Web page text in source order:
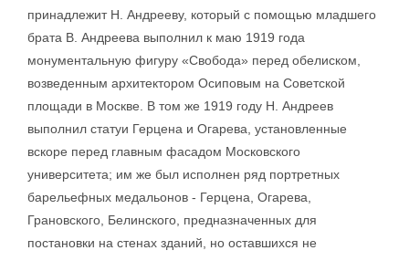
принадлежит Н. Андрееву, который с помощью младшего
брата В. Андреева выполнил к маю 1919 года
монументальную фигуру «Свобода» перед обелиском,
возведенным архитектором Осиповым на Советской
площади в Москве. В том же 1919 году Н. Андреев
выполнил статуи Герцена и Огарева, установленные
вскоре перед главным фасадом Московского
университета; им же был исполнен ряд портретных
барельефных медальонов - Герцена, Огарева,
Грановского, Белинского, предназначенных для
постановки на стенах зданий, но оставшихся не